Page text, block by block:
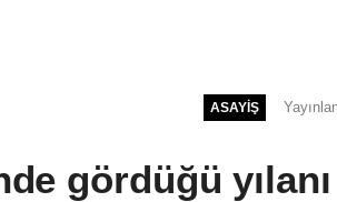
ASAYIŞ
gördüğü